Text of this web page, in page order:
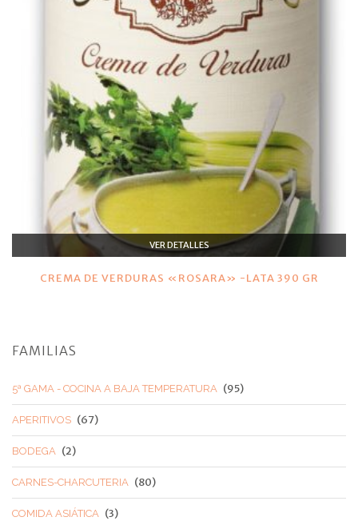
VER DETALLES
CREMA DE VERDURAS «ROSARA» -LATA 390 GR
FAMILIAS
5ª GAMA - COCINA A BAJA TEMPERATURA (95)
APERITIVOS (67)
BODEGA (2)
CARNES-CHARCUTERIA (80)
COMIDA ASIÁTICA (3)